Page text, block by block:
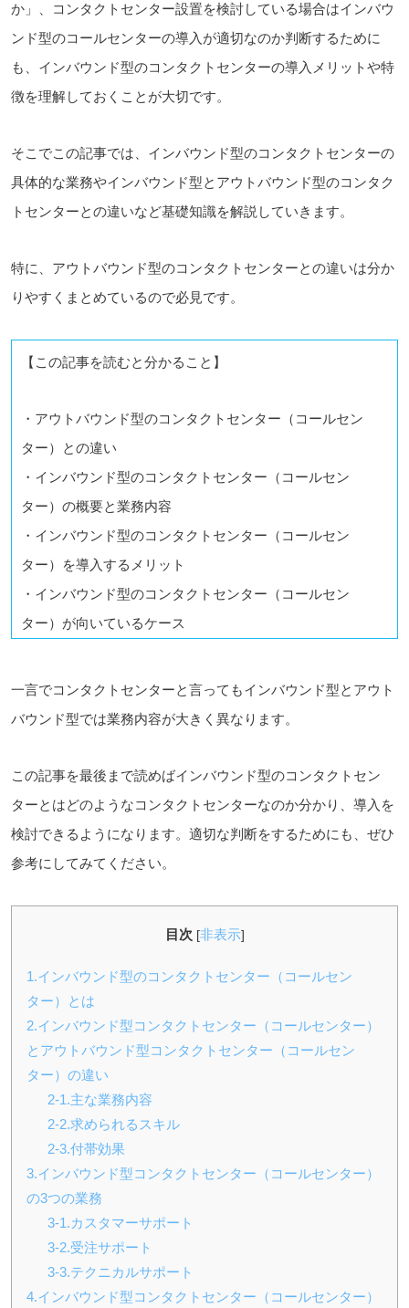
か」、コンタクトセンター設置を検討している場合はインバウ
ンド型のコールセンターの導入が適切なのか判断するために
も、インバウンド型のコンタクトセンターの導入メリットや特
徴を理解しておくことが大切です。
そこでこの記事では、インバウンド型のコンタクトセンターの
具体的な業務やインバウンド型とアウトバウンド型のコンタク
トセンターとの違いなど基礎知識を解説していきます。
特に、アウトバウンド型のコンタクトセンターとの違いは分か
りやすくまとめているので必見です。
【この記事を読むと分かること】
・アウトバウンド型のコンタクトセンター（コールセン
ター）との違い
・インバウンド型のコンタクトセンター（コールセン
ター）の概要と業務内容
・インバウンド型のコンタクトセンター（コールセン
ター）を導入するメリット
・インバウンド型のコンタクトセンター（コールセン
ター）が向いているケース
一言でコンタクトセンターと言ってもインバウンド型とアウト
バウンド型では業務内容が大きく異なります。
この記事を最後まで読めばインバウンド型のコンタクトセン
ターとはどのようなコンタクトセンターなのか分かり、導入を
検討できるようになります。適切な判断をするためにも、ぜひ
参考にしてみてください。
目次 [非表示]
1.インバウンド型のコンタクトセンター（コールセン
ター）とは
2.インバウンド型コンタクトセンター（コールセンター）
とアウトバウンド型コンタクトセンター（コールセン
ター）の違い
2-1.主な業務内容
2-2.求められるスキル
2-3.付帯効果
3.インバウンド型コンタクトセンター（コールセンター）
の3つの業務
3-1.カスタマーサポート
3-2.受注サポート
3-3.テクニカルサポート
4.インバウンド型コンタクトセンター（コールセンター）